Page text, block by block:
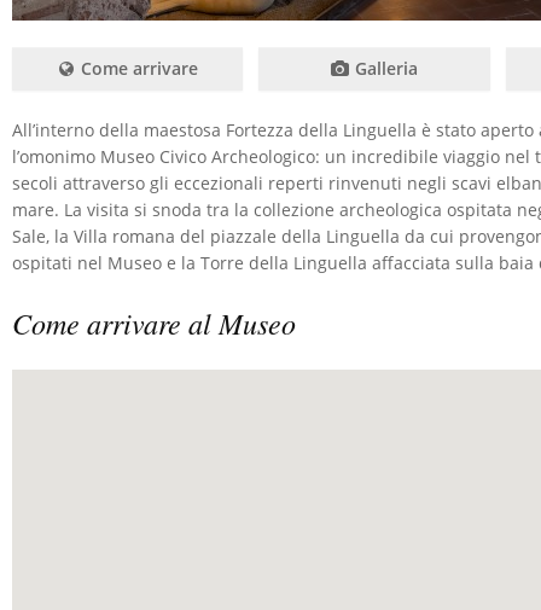
Come arrivare Galleria
All’interno della maestosa Fortezza della Linguella è stato
l’omonimo Museo Civico Archeologico: un incredibile viaggio
secoli attraverso gli eccezionali reperti rinvenuti negli scavi
mare. La visita si snoda tra la collezione archeologica ospitata
Sale, la Villa romana del piazzale della Linguella da cui
ospitati nel Museo e la Torre della Linguella affacciata sulla
Come arrivare al Museo